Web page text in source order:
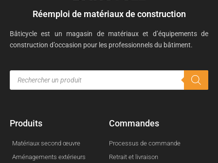
Réemploi de matériaux de construction
Bâticycle est un magasin de matériaux et d’équipements de
construction d’occasion pour les professionnels du bâtiment.
Produits
Matériaux second œuvre
Aménagements extérieurs
Commandes
Processus de commande
Retrait et livraison